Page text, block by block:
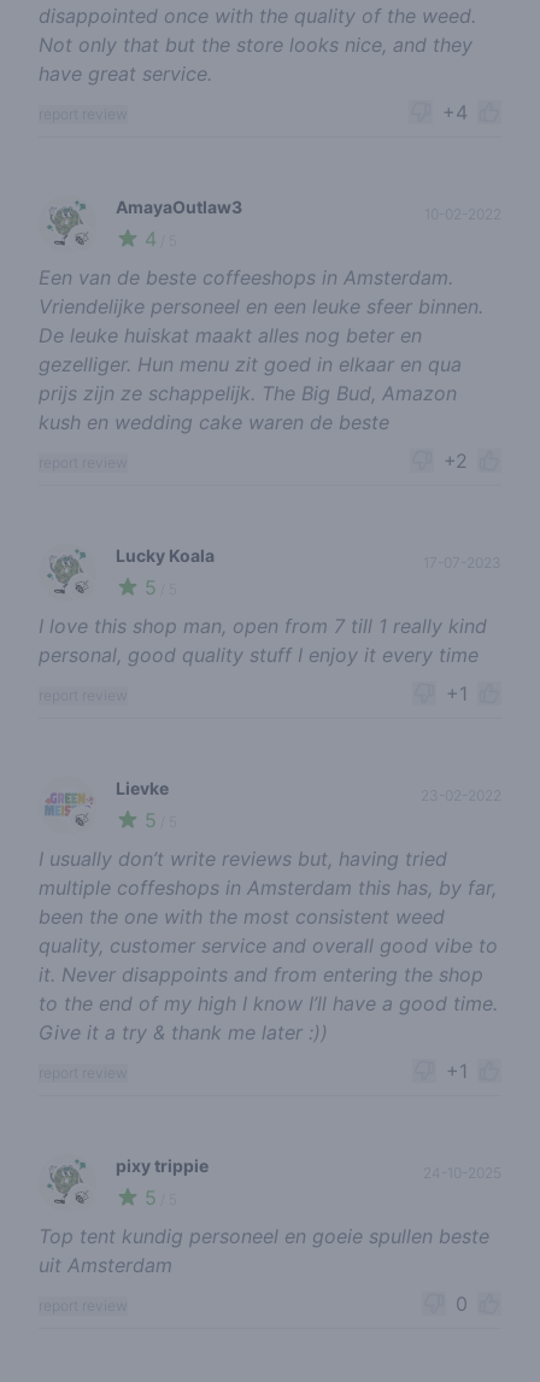
disappointed once with the quality of the weed.
Not only that but the store looks nice, and they
have great service.
+4
🍃
AmayaOutlaw3
4
Een van de beste coffeeshops in Amsterdam.
Vriendelijke personeel en een leuke sfeer binnen.
De leuke huiskat maakt alles nog beter en
gezelliger. Hun menu zit goed in elkaar en qua
prijs zijn ze schappelijk. The Big Bud, Amazon
kush en wedding cake waren de beste
+2
🍃
Lucky Koala
5
17-07-2023
I love this shop man, open from 7 till 1 really kind
personal, good quality stuff I enjoy it every time
+1
🍃
Lievke
5
23-02-2022
I usually don’t write reviews but, having tried
multiple coffeshops in Amsterdam this has, by far,
been the one with the most consistent weed
quality, customer service and overall good vibe to
it. Never disappoints and from entering the shop
to the end of my high I know I’ll have a good time.
Give it a try & thank me later :))
+1
🍃
pixy trippie
5
Top tent kundig personeel en goeie spullen beste
uit Amsterdam
0